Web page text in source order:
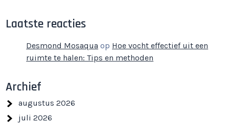
Laatste reacties
Desmond Mosaqua op Hoe vocht effectief uit een
ruimte te halen: Tips en methoden
Archief
augustus 2026
juli 2026